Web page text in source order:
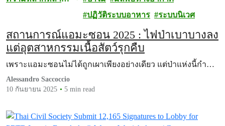
ปฏิวัติระบบอาหาร
ระบบนิเวศ
สถานการณ์แอมะซอน 2025 : ไฟป่าเบาบางลง
แต่อุตสาหกรรมเนื้อสัตว์รุกคืบ
เพราะแอมะซอนไม่ได้ถูกเผาเพียงอย่างเดียว แต่ป่าแห่งนี้กำ…
Alessandro Saccoccio
10 กันยายน 2025
5 min read